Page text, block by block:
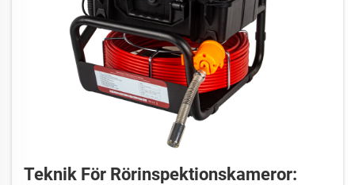
Teknik För Rörinspektionskameror: